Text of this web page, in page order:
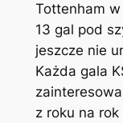
Tottenham w
13 gal pod
jeszcze nie
Każda gala
z roku na